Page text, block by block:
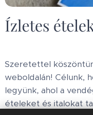
Ízletes
Szeretettel
weboldalán! Célunk,
legyünk, ahol a
ételeket és italokat